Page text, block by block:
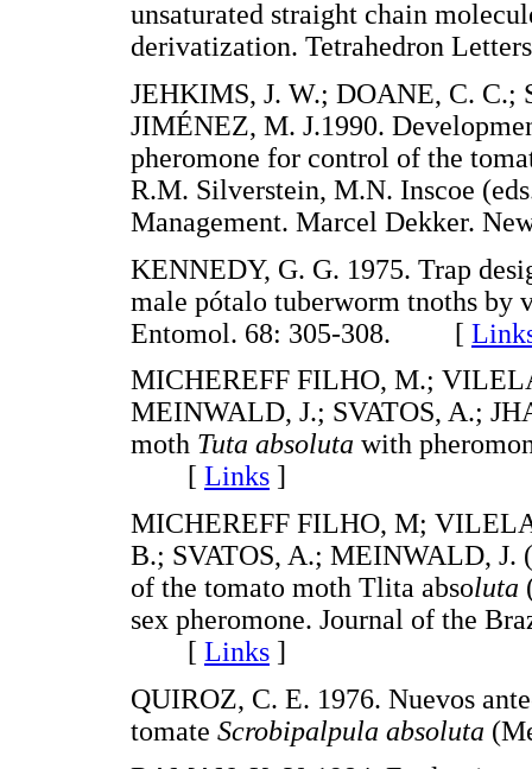
unsaturated straight chain
derivatization. Tetrahedron
JEHKIMS, J. W.; DOANE, C.
JIMÉNEZ, M. J.1990.
pheromone for control of the
R.M. Silverstein, M.N. Inscoe
Management. Marcel Dekker.
KENNEDY, G. G. 1975. Trap
male pótalo tuberworm tnoths by
Entomol. 68: 305-308. [
MICHEREFF FILHO, M.;
MEINWALD, J.; SVATOS, A.;
moth Tuta absoluta with
[ Links ]
MICHEREFF FILHO, M;
B.; SVATOS, A.; MEINWALD, J.
of the tomato moth Tlita absoluta
sex pheromone. Journal of the
[ Links ]
QUIROZ, C. E. 1976. Nuevos
tomate Scrobipalpula absoluta